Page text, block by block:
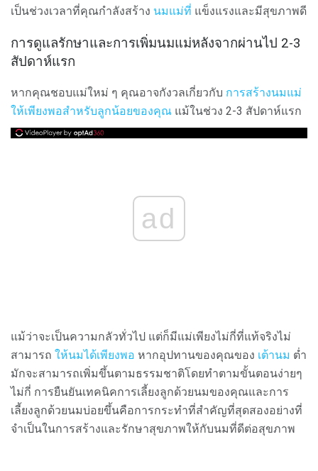
เป็นช่วงเวลาที่คุณกำลังสร้าง นมแม่ที่ แข็งแรงและมีสุขภาพดี
การดูแลรักษาและการเพิ่มนมแม่หลังจากผ่านไป 2-3
สัปดาห์แรก
หากคุณชอบแม่ใหม่ ๆ คุณอาจกังวลเกี่ยวกับ การสร้างนมแม่
ให้เพียงพอสำหรับลูกน้อยของคุณ แม้ในช่วง 2-3 สัปดาห์แรก
ad
แม้ว่าจะเป็นความกลัวทั่วไป แต่ก็มีแม่เพียงไม่กี่ที่แท้จริงไม่
สามารถ ให้นมได้เพียงพอ หากอุปทานของคุณของ เต้านม ต่ำ
มักจะสามารถเพิ่มขึ้นตามธรรมชาติโดยทำตามขั้นตอนง่ายๆ
ไม่กี่ การยืนยันเทคนิคการเลี้ยงลูกด้วยนมของคุณและการ
เลี้ยงลูกด้วยนมบ่อยขึ้นคือการกระทำที่สำคัญที่สุดสองอย่างที่
จำเป็นในการสร้างและรักษาสุขภาพให้กับนมที่ดีต่อสุขภาพ